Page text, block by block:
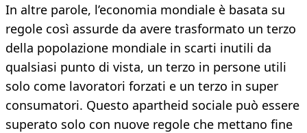
In altre parole, l’economia mondiale è basata su
regole così assurde da avere trasformato un terzo
della popolazione mondiale in scarti inutili da
qualsiasi punto di vista, un terzo in persone utili
solo come lavoratori forzati e un terzo in super
consumatori. Questo apartheid sociale può essere
superato solo con nuove regole che mettano fine